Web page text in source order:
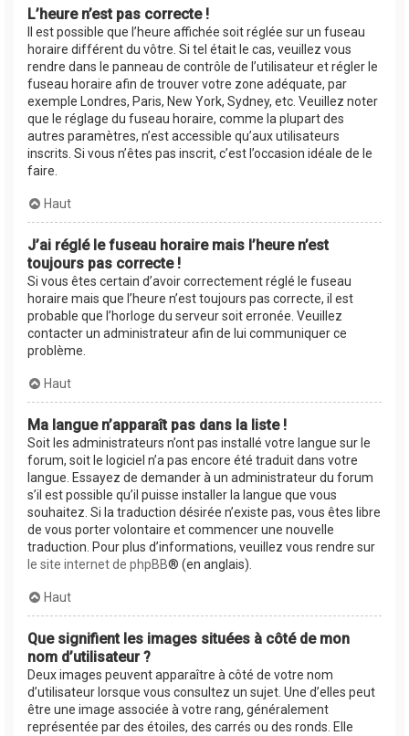
L’heure n’est pas correcte !
Il est possible que l’heure affichée soit réglée sur un fuseau
horaire différent du vôtre. Si tel était le cas, veuillez vous
rendre dans le panneau de contrôle de l’utilisateur et régler le
fuseau horaire afin de trouver votre zone adéquate, par
exemple Londres, Paris, New York, Sydney, etc. Veuillez noter
que le réglage du fuseau horaire, comme la plupart des
autres paramètres, n’est accessible qu’aux utilisateurs
inscrits. Si vous n’êtes pas inscrit, c’est l’occasion idéale de le
faire.
Haut
J’ai réglé le fuseau horaire mais l’heure n’est
toujours pas correcte !
Si vous êtes certain d’avoir correctement réglé le fuseau
horaire mais que l’heure n’est toujours pas correcte, il est
probable que l’horloge du serveur soit erronée. Veuillez
contacter un administrateur afin de lui communiquer ce
problème.
Haut
Ma langue n’apparaît pas dans la liste !
Soit les administrateurs n’ont pas installé votre langue sur le
forum, soit le logiciel n’a pas encore été traduit dans votre
langue. Essayez de demander à un administrateur du forum
s’il est possible qu’il puisse installer la langue que vous
souhaitez. Si la traduction désirée n’existe pas, vous êtes libre
de vous porter volontaire et commencer une nouvelle
traduction. Pour plus d’informations, veuillez vous rendre sur
le site internet de phpBB® (en anglais).
Haut
Que signifient les images situées à côté de mon
nom d’utilisateur ?
Deux images peuvent apparaître à côté de votre nom
d’utilisateur lorsque vous consultez un sujet. Une d’elles peut
être une image associée à votre rang, généralement
représentée par des étoiles, des carrés ou des ronds. Elle